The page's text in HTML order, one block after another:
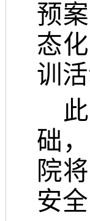
预
态
训活
础
院
安